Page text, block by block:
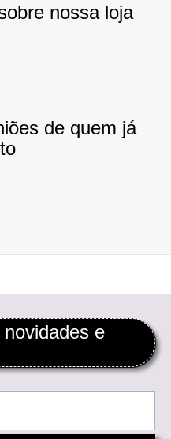
nossa loja
de quem já
e